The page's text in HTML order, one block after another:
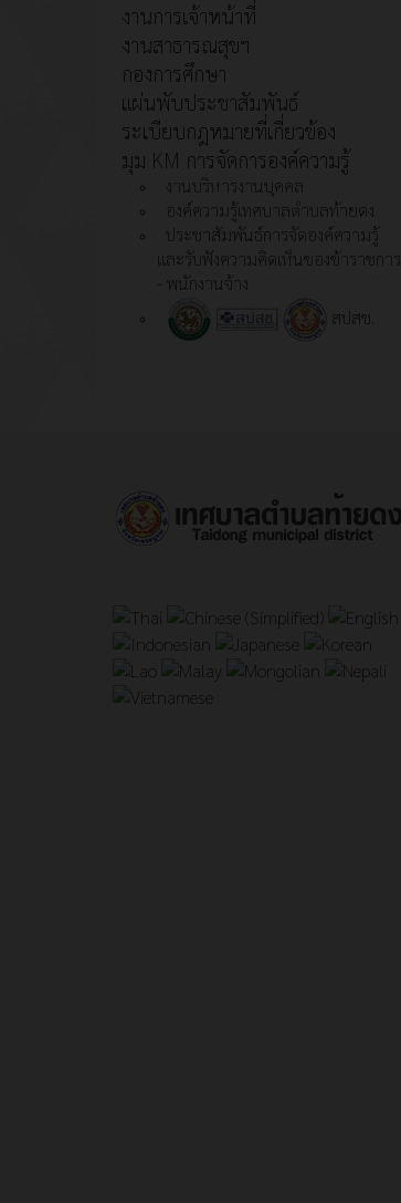
งานการเจ้าหน้าที่
งานสาธารณสุขฯ
กองการศึกษา
แผ่นพับประชาสัมพันธ์
ระเบียบกฎหมายที่เกี่ยวข้อง
มุม KM การจัดการองค์ความรู้
งานบริหารงานบุคคล
องค์ความรู้เทศบาลตำบลท้ายดง
ประชาสัมพันธ์การจัดองค์ความรู้
และรับฟังความคิดเห็นของข้าราชการ
- พนักงานจ้าง
สปสช.